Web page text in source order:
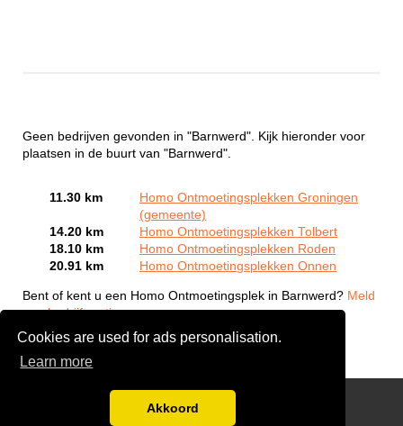
Cookies are used for ads personalisation.
Learn more
Akkoord
Geen bedrijven gevonden in "Barnwerd". Kijk hieronder voor
plaatsen in de buurt van "Barnwerd".
11.30 km
Homo Ontmoetingsplekken Groningen
(gemeente)
14.20 km
Homo Ontmoetingsplekken Tolbert
18.10 km
Homo Ontmoetingsplekken Roden
20.91 km
Homo Ontmoetingsplekken Onnen
Bent of kent u een Homo Ontmoetingsplek in Barnwerd? Meld
een bedrijf gratis aan